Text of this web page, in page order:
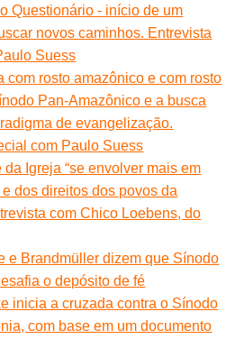
Questionário - início de um
novos caminhos. Entrevista
Suess
com rosto amazônico e com rosto
Pan-Amazônico e a busca
de evangelização.
com Paulo Suess
Igreja “se envolver mais em
dos direitos dos povos da
com Chico Loebens, do
e Brandmüller dizem que Sínodo
o depósito de fé
inicia a cruzada contra o Sínodo
com base em um documento